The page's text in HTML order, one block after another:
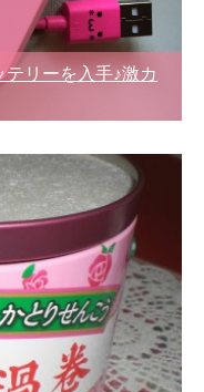
リーを入手♪激カ